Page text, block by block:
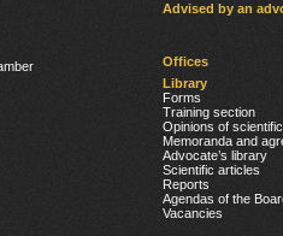
Advised by an
Offices
Library
Forms
Training section
Opinions of
Memoranda and
Advocate’s library
Scientific articles
Reports
Agendas of the
Vacancies